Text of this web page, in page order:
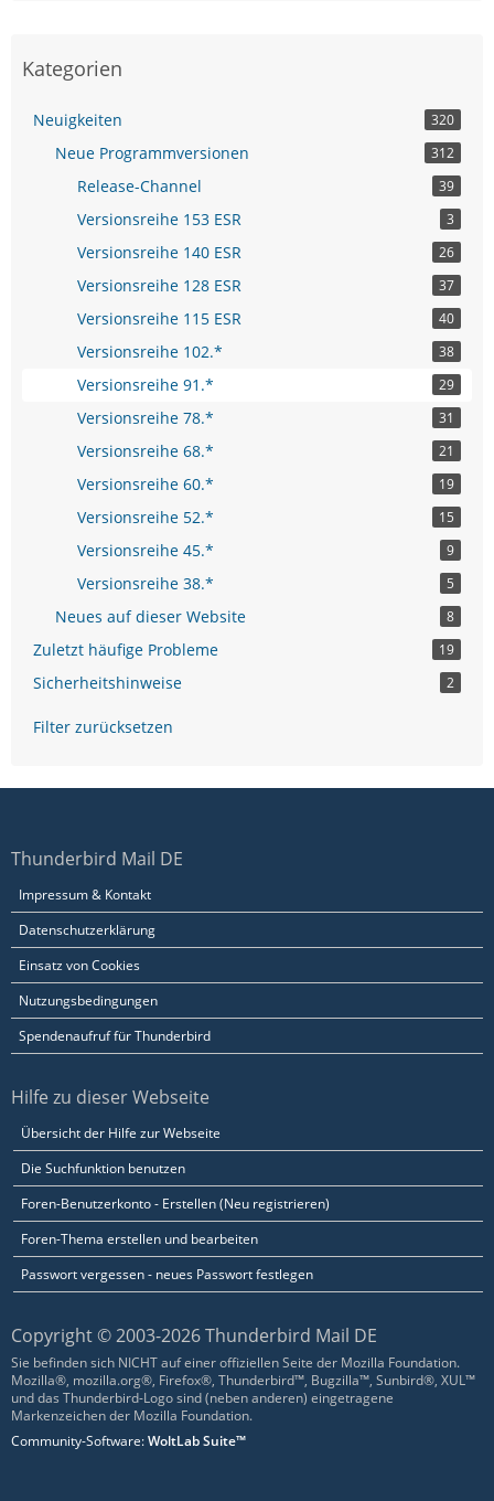
Kategorien
Neuigkeiten 320
Neue Programmversionen 312
Release-Channel 39
Versionsreihe 153 ESR 3
Versionsreihe 140 ESR 26
Versionsreihe 128 ESR 37
Versionsreihe 115 ESR 40
Versionsreihe 102.* 38
Versionsreihe 91.* 29
Versionsreihe 78.* 31
Versionsreihe 68.* 21
Versionsreihe 60.* 19
Versionsreihe 52.* 15
Versionsreihe 45.* 9
Versionsreihe 38.* 5
Neues auf dieser Website 8
Zuletzt häufige Probleme 19
Sicherheitshinweise 2
Filter zurücksetzen
Thunderbird Mail DE
Impressum & Kontakt
Datenschutzerklärung
Einsatz von Cookies
Nutzungsbedingungen
Spendenaufruf für Thunderbird
Hilfe zu dieser Webseite
Übersicht der Hilfe zur Webseite
Die Suchfunktion benutzen
Foren-Benutzerkonto - Erstellen (Neu registrieren)
Foren-Thema erstellen und bearbeiten
Passwort vergessen - neues Passwort festlegen
Copyright © 2003-2026 Thunderbird Mail DE
Sie befinden sich NICHT auf einer offiziellen Seite der Mozilla Foundation.
Mozilla®, mozilla.org®, Firefox®, Thunderbird™, Bugzilla™, Sunbird®, XUL™
und das Thunderbird-Logo sind (neben anderen) eingetragene
Markenzeichen der Mozilla Foundation.
Community-Software:WoltLab Suite™